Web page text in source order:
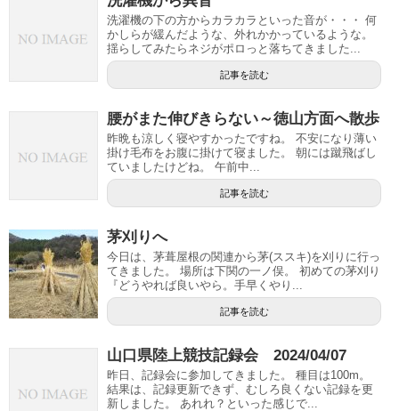
洗濯機の下の方からカラカラといった音が・・・ 何
かしらが緩んだような、外れかかっているような。
揺らしてみたらネジがポロっと落ちてきました...
記事を読む
腰がまた伸びきらない～徳山方面へ散歩
昨晩も涼しく寝やすかったですね。 不安になり薄い
掛け毛布をお腹に掛けて寝ました。 朝には蹴飛ばし
ていましたけどね。 午前中...
記事を読む
茅刈りへ
今日は、茅葺屋根の関連から茅(ススキ)を刈りに行っ
てきました。 場所は下関の一ノ俣。 初めての茅刈り
『どうやれば良いやら。手早くやり...
記事を読む
山口県陸上競技記録会 2024/04/07
昨日、記録会に参加してきました。 種目は100m。
結果は、記録更新できず、むしろ良くない記録を更
新しました。 あれれ？といった感じで...